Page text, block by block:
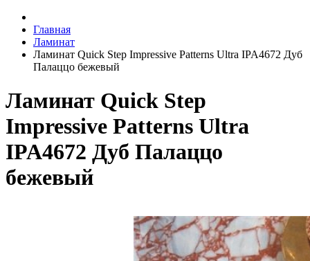
Главная
Ламинат
Ламинат Quick Step Impressive Patterns Ultra IPA4672 Дуб
Палаццо бежевый
Ламинат Quick Step
Impressive Patterns Ultra
IPA4672 Дуб Палаццо
бежевый